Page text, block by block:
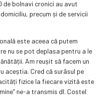
de bolnavi cronici au avut
precum și de servicii
este aceea că putem
nu se pot deplasa pentru a le
Am reușit să facem un
aceștia. Cred că surâsul pe
fizice la fiecare vizită este
ne-a transmis dl. Costel